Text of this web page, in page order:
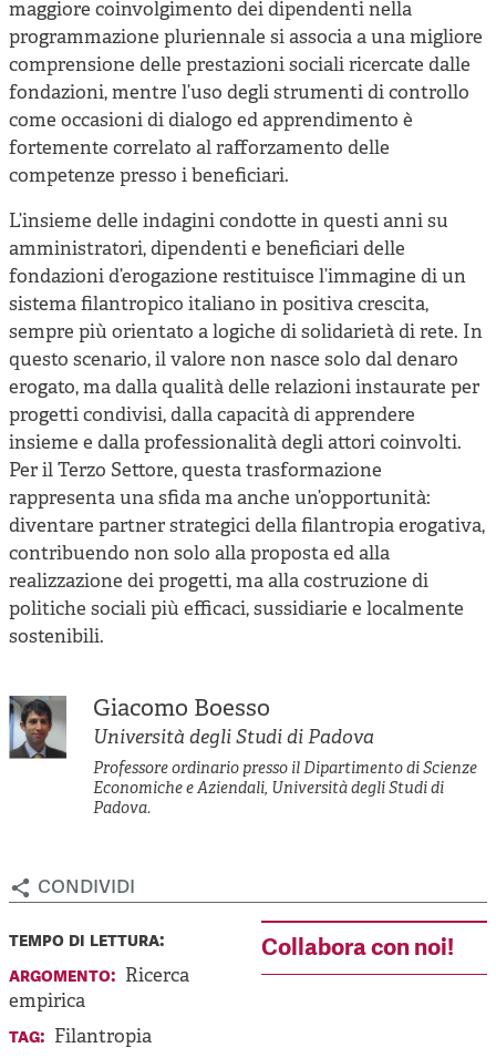
maggiore coinvolgimento dei dipendenti nella
programmazione pluriennale si associa a una migliore
comprensione delle prestazioni sociali ricercate dalle
fondazioni, mentre l’uso degli strumenti di controllo
come occasioni di dialogo ed apprendimento è
fortemente correlato al rafforzamento delle
competenze presso i beneficiari.
L’insieme delle indagini condotte in questi anni su
amministratori, dipendenti e beneficiari delle
fondazioni d’erogazione restituisce l’immagine di un
sistema filantropico italiano in positiva crescita,
sempre più orientato a logiche di solidarietà di rete. In
questo scenario, il valore non nasce solo dal denaro
erogato, ma dalla qualità delle relazioni instaurate per
progetti condivisi, dalla capacità di apprendere
insieme e dalla professionalità degli attori coinvolti.
Per il Terzo Settore, questa trasformazione
rappresenta una sfida ma anche un’opportunità:
diventare partner strategici della filantropia erogativa,
contribuendo non solo alla proposta ed alla
realizzazione dei progetti, ma alla costruzione di
politiche sociali più efficaci, sussidiarie e localmente
sostenibili.
Giacomo Boesso
Università degli Studi di Padova
Professore ordinario presso il Dipartimento di Scienze
Economiche e Aziendali, Università degli Studi di
Padova.
condividi
tempo di lettura:
argomento: Ricerca
empirica
tag: Filantropia
Collabora con noi!